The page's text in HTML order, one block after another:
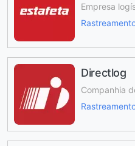
Empresa
Directlog
Companhia